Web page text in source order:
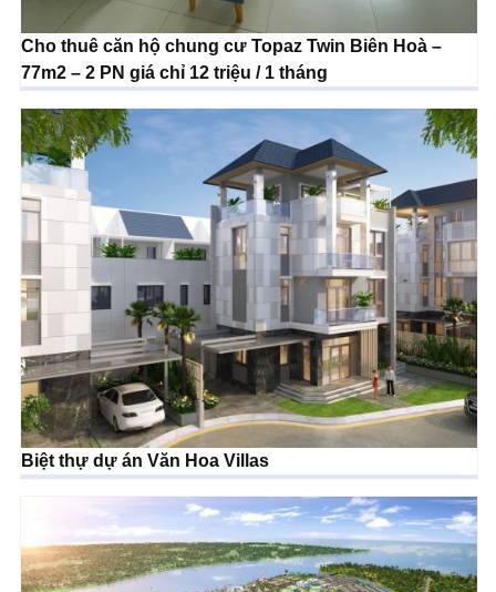
Cho thuê căn hộ chung cư Topaz Twin Biên Hoà –
77m2 – 2 PN giá chỉ 12 triệu / 1 tháng
Biệt thự dự án Văn Hoa Villas